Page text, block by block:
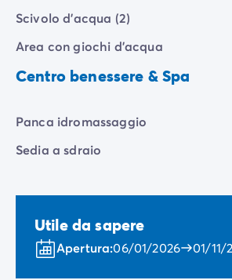
Scivolo d'acqua (2)
Area con giochi d'acqua
Centro benessere & Spa
Panca idromassaggio
Sedia a sdraio
Utile da sapere
Apertura:06/01/2026 01/11/